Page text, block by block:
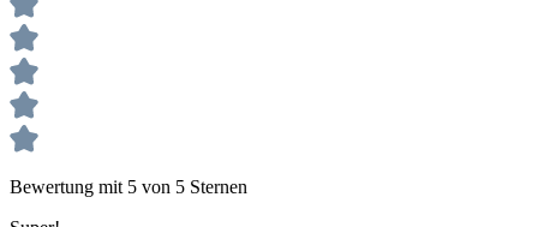
Bewertung mit 5 von 5 Sternen